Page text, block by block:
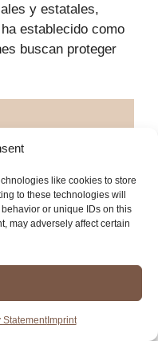
like cookies to store
to these technologies will
or unique IDs on this
may adversely affect certain
StatementImprint
y estatales,
establecido como
buscan proteger
CA